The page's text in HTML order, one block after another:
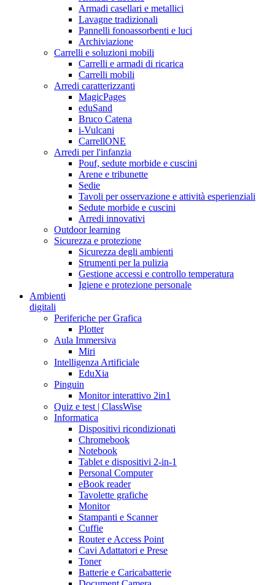
Armadi casellari e metallici
Lavagne tradizionali
Pannelli fonoassorbenti e luci
Archiviazione
Carrelli e soluzioni mobili
Carrelli e armadi di ricarica
Carrelli mobili
Arredi caratterizzanti
MagicPages
eduSand
Bruco Catena
i-Vulcani
CarrellONE
Arredi per l'infanzia
Pouf, sedute morbide e cuscini
Arene e tribunette
Sedie
Tavoli per osservazione e attività esperienziali
Sedute morbide e cuscini
Arredi innovativi
Outdoor learning
Sicurezza e protezione
Sicurezza degli ambienti
Strumenti per la pulizia
Gestione accessi e controllo temperatura
Igiene e protezione personale
Ambienti
digitali
Periferiche per Grafica
Plotter
Aula Immersiva
Miri
Intelligenza Artificiale
EduXia
Pinguin
Monitor interattivo 2in1
Quiz e test | ClassWise
Informatica
Dispositivi ricondizionati
Chromebook
Notebook
Tablet e dispositivi 2-in-1
Personal Computer
eBook reader
Tavolette grafiche
Monitor
Stampanti e Scanner
Cuffie
Router e Access Point
Cavi Adattatori e Prese
Toner
Batterie e Caricabatterie